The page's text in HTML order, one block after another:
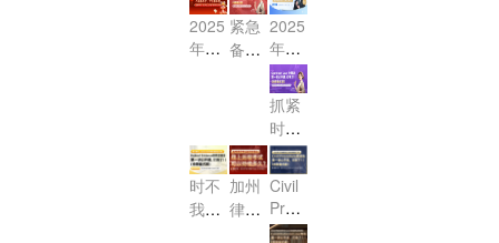
点，
带你
突
灾
区！"
稳-p
ass
高
+万
能公
式
（PT
篇）！
+万
能公
式
（Es
say
篇）！
第二
讲公
开
课，
亮相
啦！
格局
下，
OLQ
E的
职业
突围
变革
与机
教育
AI智
学助
手2.0
备好
了
吗？
行
中，
4月3
请省
下延
迟
费！
改M
C
Q！7
月律
考新
动态
分
析！
MCQ
Stud
2025
年蛇
蛇献
瑞，
首战
必
紧急
备
BAR
考试
临
近！
2025
年2
月CA
BAR
考前
准备
以及
线上
线下
考试
抓紧
时
间！
2025
CAB
AR报
时不
我
加州
律师
Civil
Proc
edur